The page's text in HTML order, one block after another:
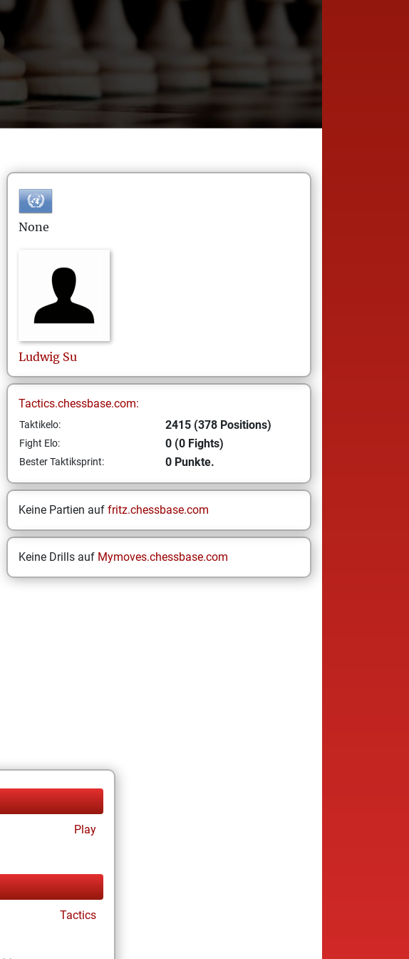
None
Ludwig Su
Tactics.chessbase.com:
Taktikelo: 2415 (378 Positions)
Fight Elo: 0 (0 Fights)
Bester Taktiksprint: 0 Punkte.
Keine Partien auf fritz.chessbase.com
Keine Drills auf Mymoves.chessbase.com
Play
Tactics